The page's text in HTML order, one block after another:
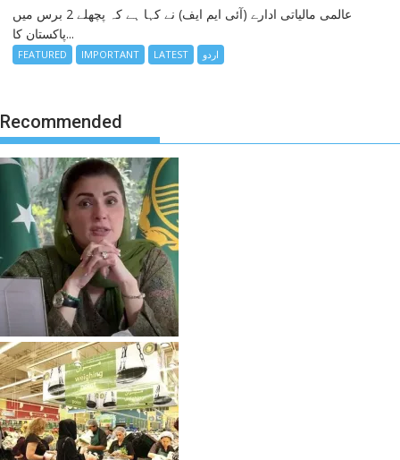
عالمی مالیاتی ادارے (آئی ایم ایف) نے کہا ہے کہ پچھلے 2 برس میں
پاکستان کا...
FEATURED IMPORTANT LATEST اردو
Recommended